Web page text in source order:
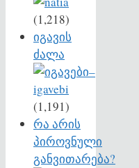
(1,218)
იგავის
ძალა
(1,191)
რა არის
პიროვნული
განვითარება?